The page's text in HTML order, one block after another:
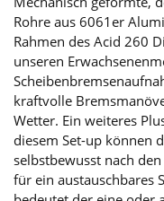
Rohre aus 6061er
Rahmen des Acid 260
unseren
kraftvolle
Wetter. Ein weiteres
diesem Set-up können
selbstbewusst nach
für ein austauschbares